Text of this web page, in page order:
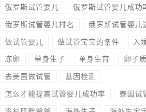
俄罗斯试管婴儿 俄罗斯试管婴儿成功
俄罗斯试管婴儿排名 俄罗斯试管婴儿
做试管婴儿 做试管宝宝的条件 入
冻卵 单身生子 单身生育 卵子
去美国做试管 基因检测
怎么才能提高试管婴儿成功率 泰国试